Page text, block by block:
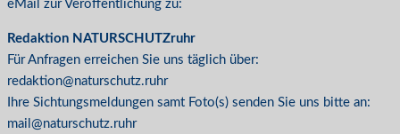
eMail zur Veröffentlichung zu:
Redaktion NATURSCHUTZruhr
Für Anfragen erreichen Sie uns täglich über:
redaktion@naturschutz.ruhr
Ihre Sichtungsmeldungen samt Foto(s) senden Sie uns bitte an:
mail@naturschutz.ruhr